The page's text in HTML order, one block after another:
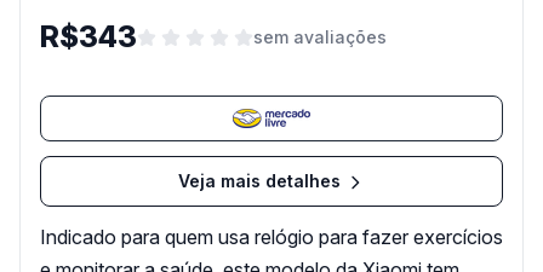
R$343 sem avaliações
Veja mais detalhes
Indicado para quem usa relógio para fazer exercícios